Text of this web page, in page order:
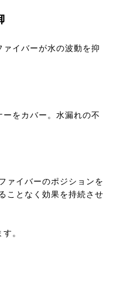
イバーが水の波動を抑
をカバー。水漏れの不
ァイバーのポジションを
ことなく効果を持続させ
。